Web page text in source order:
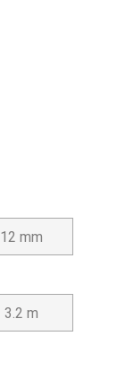
12 mm
3.2 m